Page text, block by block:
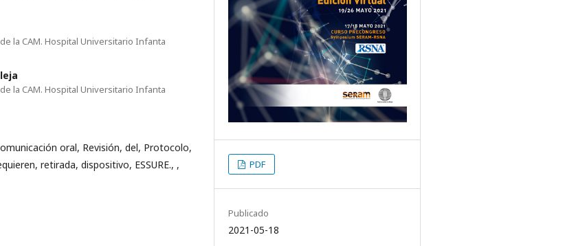
la CAM. Hospital Universitario Infanta
la CAM. Hospital Universitario Infanta
oral, Revisión, del, Protocolo,
retirada, dispositivo, ESSURE., ,
PDF
Publicado
2021-05-18